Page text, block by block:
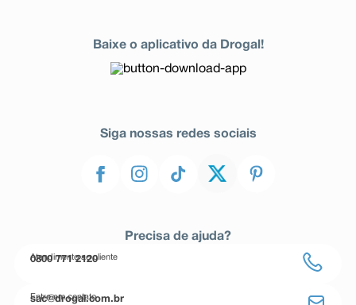
Baixe o aplicativo da Drogal!
Siga nossas redes sociais
Precisa de ajuda?
Atendimento ao cliente
0800 771 2120
Entre em contato
sac@drogal.com.br